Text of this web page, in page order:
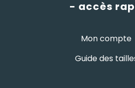
- accès
Mon compte
Guide des